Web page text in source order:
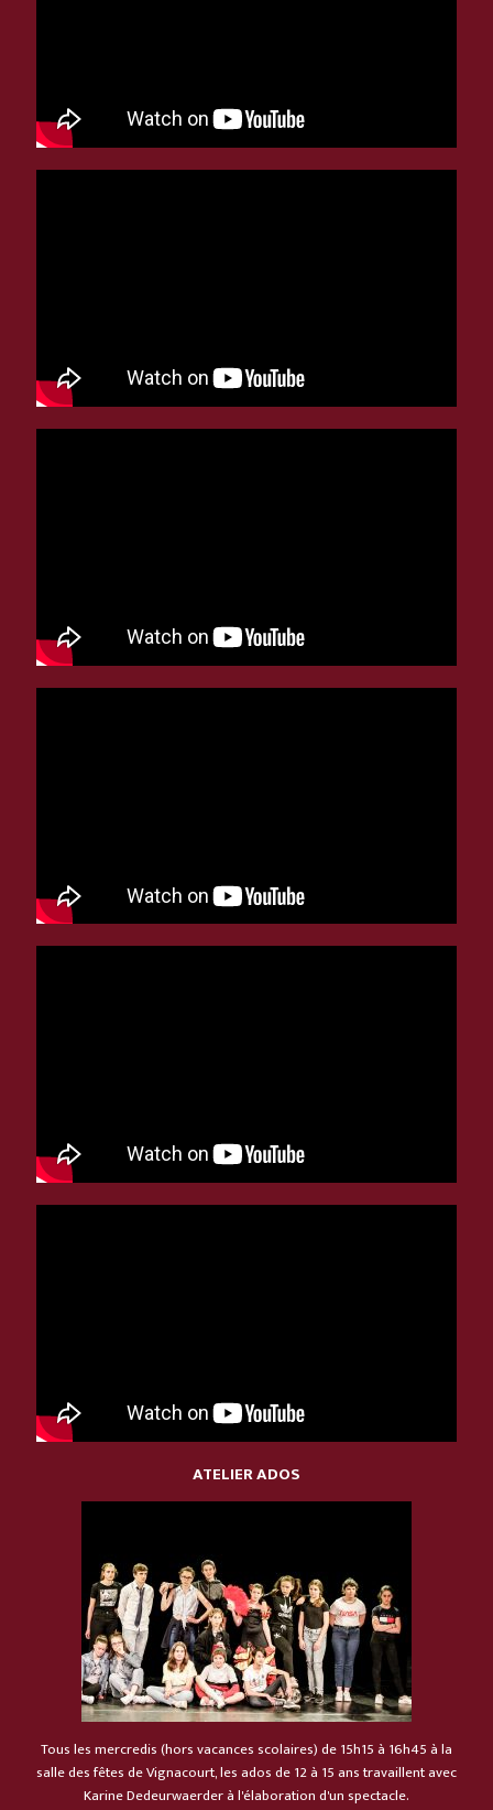
ATELIERADOS
Tous les mercredis (hors vacances scolaires) de 15h15 à 16h45 à la
salle des fêtes de Vignacourt, les ados de 12 à 15 ans travaillent avec
Karine Dedeurwaerder à l'élaboration d'un spectacle.